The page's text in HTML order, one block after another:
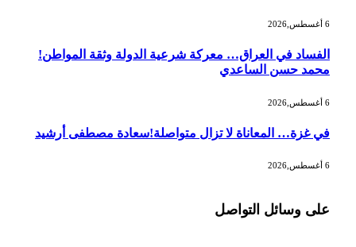
الفساد في العراق… معركة شرعية الدولة وثقة المواطن!
محمد حسن الساعدي
في غزة… المعاناة لا تزال متواصلة!سعادة مصطفى أرشيد
على وسائل التواصل